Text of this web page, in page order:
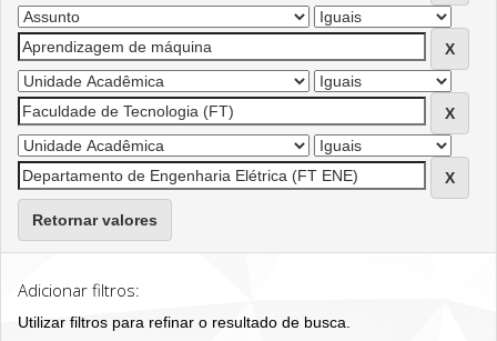
Retornar valores
Adicionar filtros:
Utilizar filtros para refinar o resultado de busca.